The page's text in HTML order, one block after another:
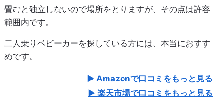
畳むと独立しないので場所をとりますが、その点は許容
範囲内です。
二人乗りベビーカーを探している方には、本当におすす
めです。
Amazonで口コミをもっと見る
楽天市場で口コミをもっと見る